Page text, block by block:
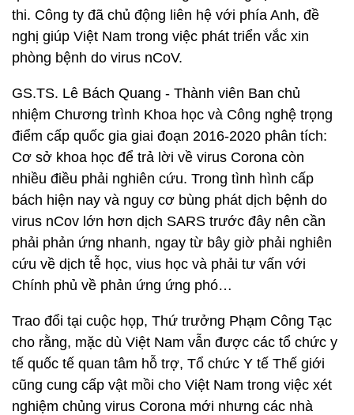
thi. Công ty đã chủ động liên hệ với phía Anh, đề
nghị giúp Việt Nam trong việc phát triển vắc xin
phòng bệnh do virus nCoV.
GS.TS. Lê Bách Quang - Thành viên Ban chủ
nhiệm Chương trình Khoa học và Công nghệ trọng
điểm cấp quốc gia giai đoạn 2016-2020 phân tích:
Cơ sở khoa học để trả lời về virus Corona còn
nhiều điều phải nghiên cứu. Trong tình hình cấp
bách hiện nay và nguy cơ bùng phát dịch bệnh do
virus nCov lớn hơn dịch SARS trước đây nên cần
phải phản ứng nhanh, ngay từ bây giờ phải nghiên
cứu về dịch tễ học, vius học và phải tư vấn với
Chính phủ về phản ứng ứng phó…
Trao đổi tại cuộc họp, Thứ trưởng Phạm Công Tạc
cho rằng, mặc dù Việt Nam vẫn được các tổ chức y
tế quốc tế quan tâm hỗ trợ, Tổ chức Y tế Thế giới
cũng cung cấp vật mồi cho Việt Nam trong việc xét
nghiệm chủng virus Corona mới nhưng các nhà